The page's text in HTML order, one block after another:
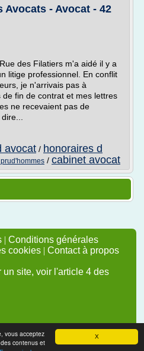
X
vous acceptez
contenus et
Avocats - Avocat - 42
des Filatiers m'a aidé il y a
litige professionnel. En conflit
je n'arrivais pas à
fin de contrat et mes lettres
ne recevaient pas de
avocat / honoraires d
/ cabinet avocat
| Conditions générales
cookies | Contact à propos
un site, voir l'article 4 des